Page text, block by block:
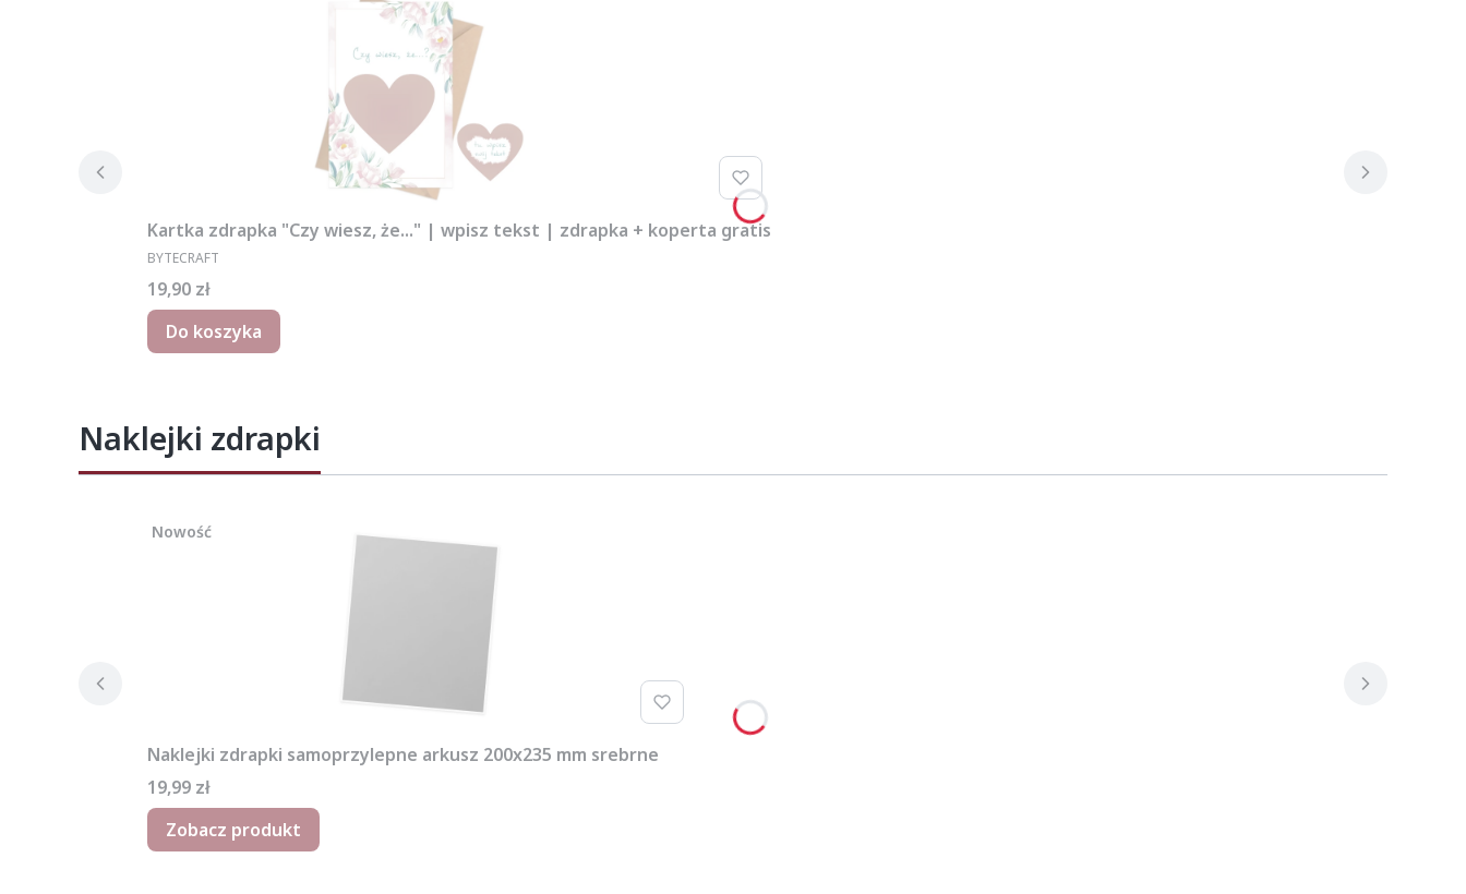
Kartka zdrapka "Czy wiesz, że..." | wpisz tekst | zdrapka + koperta gratis
PRODUCENT
BYTECRAFT
Cena
19,90 zł
Do koszyka
Naklejki zdrapki
Nowość
Naklejki zdrapki samoprzylepne arkusz 200x235 mm srebrne
Cena
19,99 zł
Zobacz produkt